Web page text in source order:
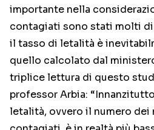
importante nella
contagiati sono stati molti
il tasso di letalità è
quello calcolato dal
triplice lettura di questo
professor Arbia:
letalità, ovvero il numero